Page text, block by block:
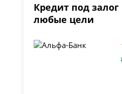
Кредит под
любые цели